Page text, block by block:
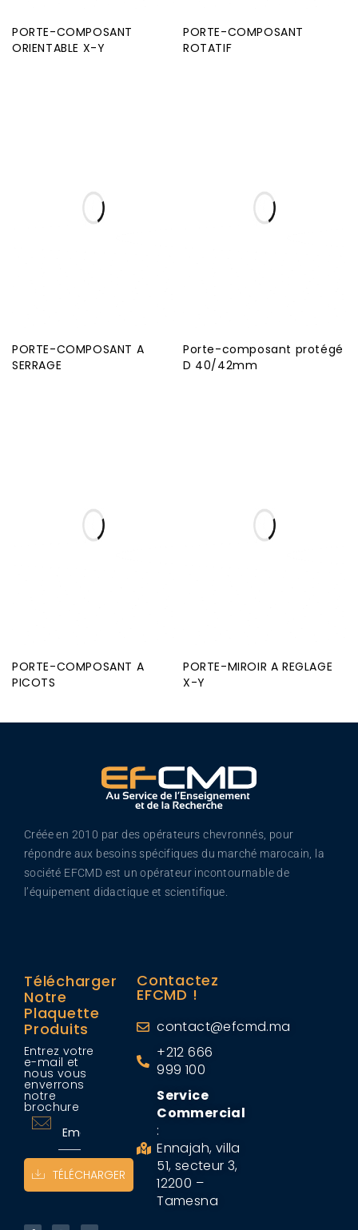
PORTE-COMPOSANT
ORIENTABLE X-Y
PORTE-COMPOSANT
ROTATIF
PORTE-COMPOSANT A
SERRAGE
Porte-composant protégé
D 40/42mm
PORTE-COMPOSANT A
PICOTS
PORTE-MIROIR A REGLAGE
X-Y
Créée en 2010 par des opérateurs chevronnés, pour
répondre aux besoins spécifiques du marché marocain, la
société EFCMD est un opérateur incontournable de
l’équipement didactique et scientifique.
Télécharger
Notre
Plaquette
Produits
Entrez votre
e-mail et
nous vous
enverrons
notre
brochure
TÉLÉCHARGER
Contactez
EFCMD !
contact@efcmd.ma
+212 666
999 100
Service
Commercial
:
Ennajah, villa
51, secteur 3,
12200 –
Tamesna